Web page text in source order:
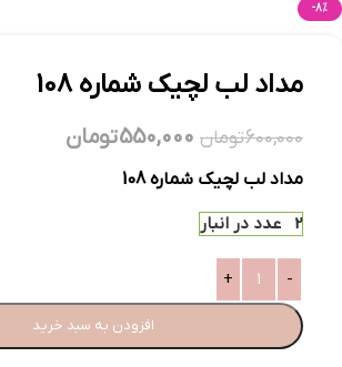
-8%
مداد لب لچیک شماره 108
600,000تومان 550,000تومان
مداد لب لچیک شماره 108
2 عدد در انبار
افزودن به سبد خرید